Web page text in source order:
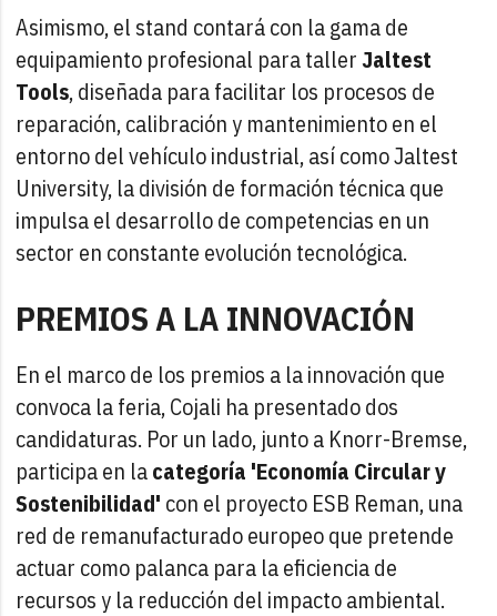
Asimismo, el stand contará con la gama de
equipamiento profesional para tallerJaltest
Tools, diseñada para facilitar los procesos de
reparación, calibración y mantenimiento en el
entorno del vehículo industrial, así como Jaltest
University, la división de formación técnica que
impulsa el desarrollo de competencias en un
sector en constante evolución tecnológica.
PREMIOS A LA INNOVACIÓN
En el marco de los premios a la innovación que
convoca la feria, Cojali ha presentado dos
candidaturas. Por un lado, junto a Knorr-Bremse,
participa en lacategoría 'Economía Circular y
Sostenibilidad' con el proyecto ESB Reman, una
red de remanufacturado europeo que pretende
actuar como palanca para la eficiencia de
recursos y la reducción del impacto ambiental.